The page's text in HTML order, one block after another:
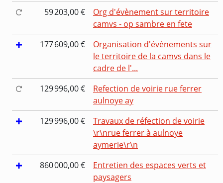
59 203,00 €
Org d'évènement sur territoire
camvs - op sambre en fete
177 609,00 €
Organisation d'évènements sur
le territoire de la camvs dans le
cadre de l'...
129 996,00 €
Refection de voirie rue ferrer
aulnoye ay
129 996,00 €
Travaux de réfection de voirie
\r\nrue ferrer à aulnoye
aymerie\r\n
860 000,00 €
Entretien des espaces verts et
paysagers